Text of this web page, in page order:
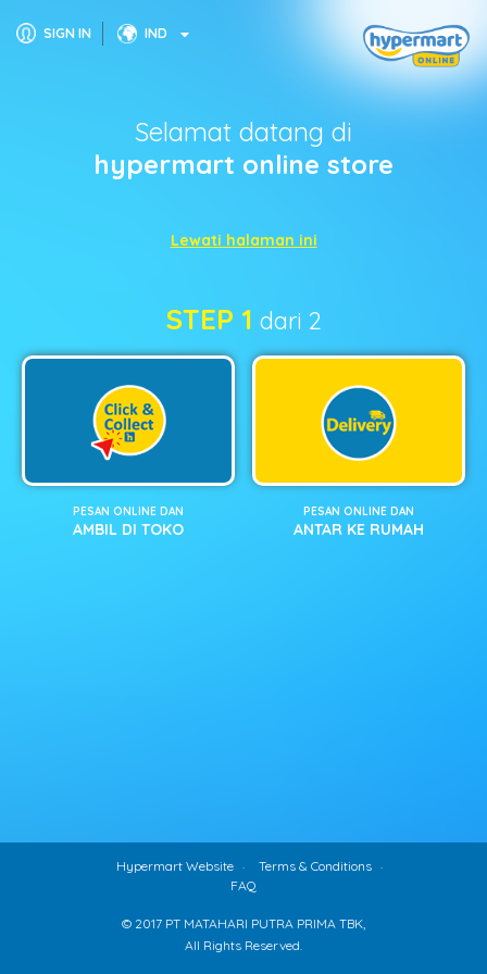
SIGN IN IND
Selamat datang di
hypermart online store
Lewati halaman ini
STEP 1 dari 2
PESAN ONLINE DAN
AMBIL DI TOKO
PESAN ONLINE DAN
ANTAR KE RUMAH
Hypermart Website
Terms & Conditions
FAQ
© 2017 PT MATAHARI PUTRA PRIMA TBK,
All Rights Reserved.